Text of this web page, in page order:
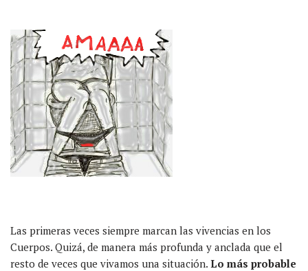
Las primeras veces siempre marcan las vivencias en los
Cuerpos. Quizá, de manera más profunda y anclada que el
resto de veces que vivamos una situación. Lo más probable